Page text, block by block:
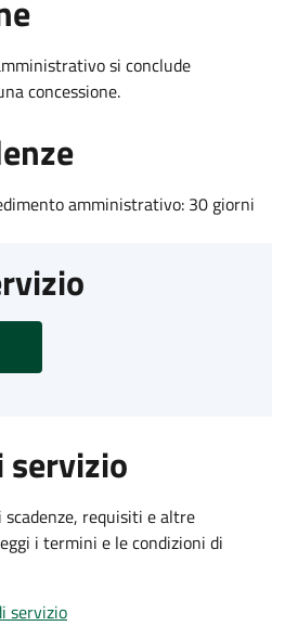
si conclude
concessione.
amministrativo: 30 giorni
servizio
requisiti e altre
i termini e le condizioni di
servizio